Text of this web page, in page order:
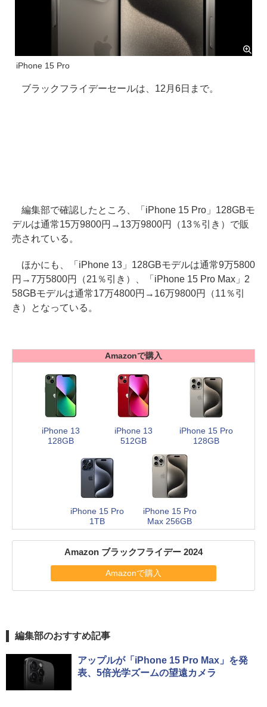
iPhone 15 Pro
ブラックフライデーセールは、12月6日まで。
編集部で確認したところ、「iPhone 15 Pro」128GBモ
デルは通常15万9800円→13万9800円（13％引き）で販
売されている。
ほかにも、「iPhone 13」128GBモデルは通常9万5800
円→7万5800円（21％引き）、「iPhone 15 Pro Max」2
58GBモデルは通常17万4800円→16万9800円（11％引
き）となっている。
Amazonで購入
iPhone 13
128GB
iPhone 13
512GB
iPhone 15 Pro
128GB
iPhone 15 Pro
1TB
iPhone 15 Pro
Max 256GB
Amazon ブラックフライデー 2024
Amazonで購入
編集部のおすすめ記事
アップルが「iPhone 15 Pro Max」を発
表、5倍光学ズームの望遠カメラ